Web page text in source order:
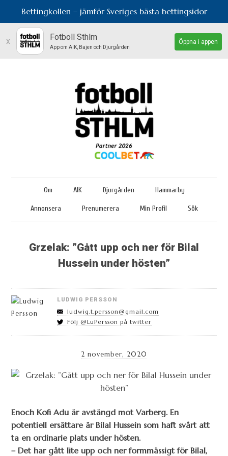
Bettingkollen – jämför Sveriges bästa bettingsidor
x Fotboll Sthlm
App om AIK, Bajen och Djurgården
Öppna i appen
Om AIK Djurgården Hammarby
Annonsera Prenumerera Min Profil Sök
Grzelak: ”Gått upp och ner för Bilal
Hussein under hösten”
LUDWIG PERSSON
ludwig.t.persson@gmail.com
Följ @LuPersson på twitter
2 november, 2020
Enoch Kofi Adu är avstängd mot Varberg. En
potentiell ersättare är Bilal Hussein som haft svårt att
ta en ordinarie plats under hösten.
– Det har gått lite upp och ner formmässigt för Bilal,